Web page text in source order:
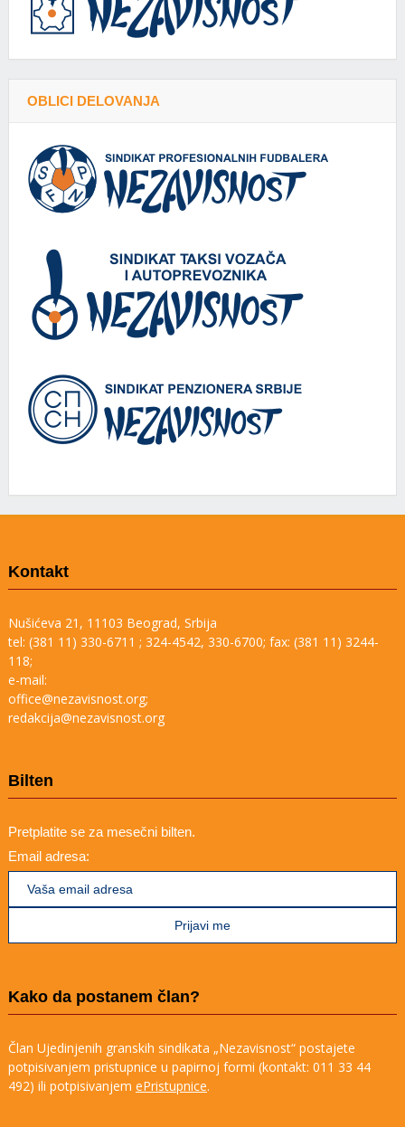
OBLICI DELOVANJA
Kontakt
Nušićeva 21, 11103 Beograd, Srbija
tel: (381 11) 330-6711 ; 324-4542, 330-6700; fax: (381 11) 3244-
118;
e-mail:
office@nezavisnost.org;
redakcija@nezavisnost.org
Bilten
Pretplatite se za mesečni bilten.
Email adresa:
Kako da postanem član?
Član Ujedinjenih granskih sindikata „Nezavisnost“ postajete
potpisivanjem pristupnice u papirnoj formi (kontakt: 011 33 44
492) ili potpisivanjem ePristupnice.